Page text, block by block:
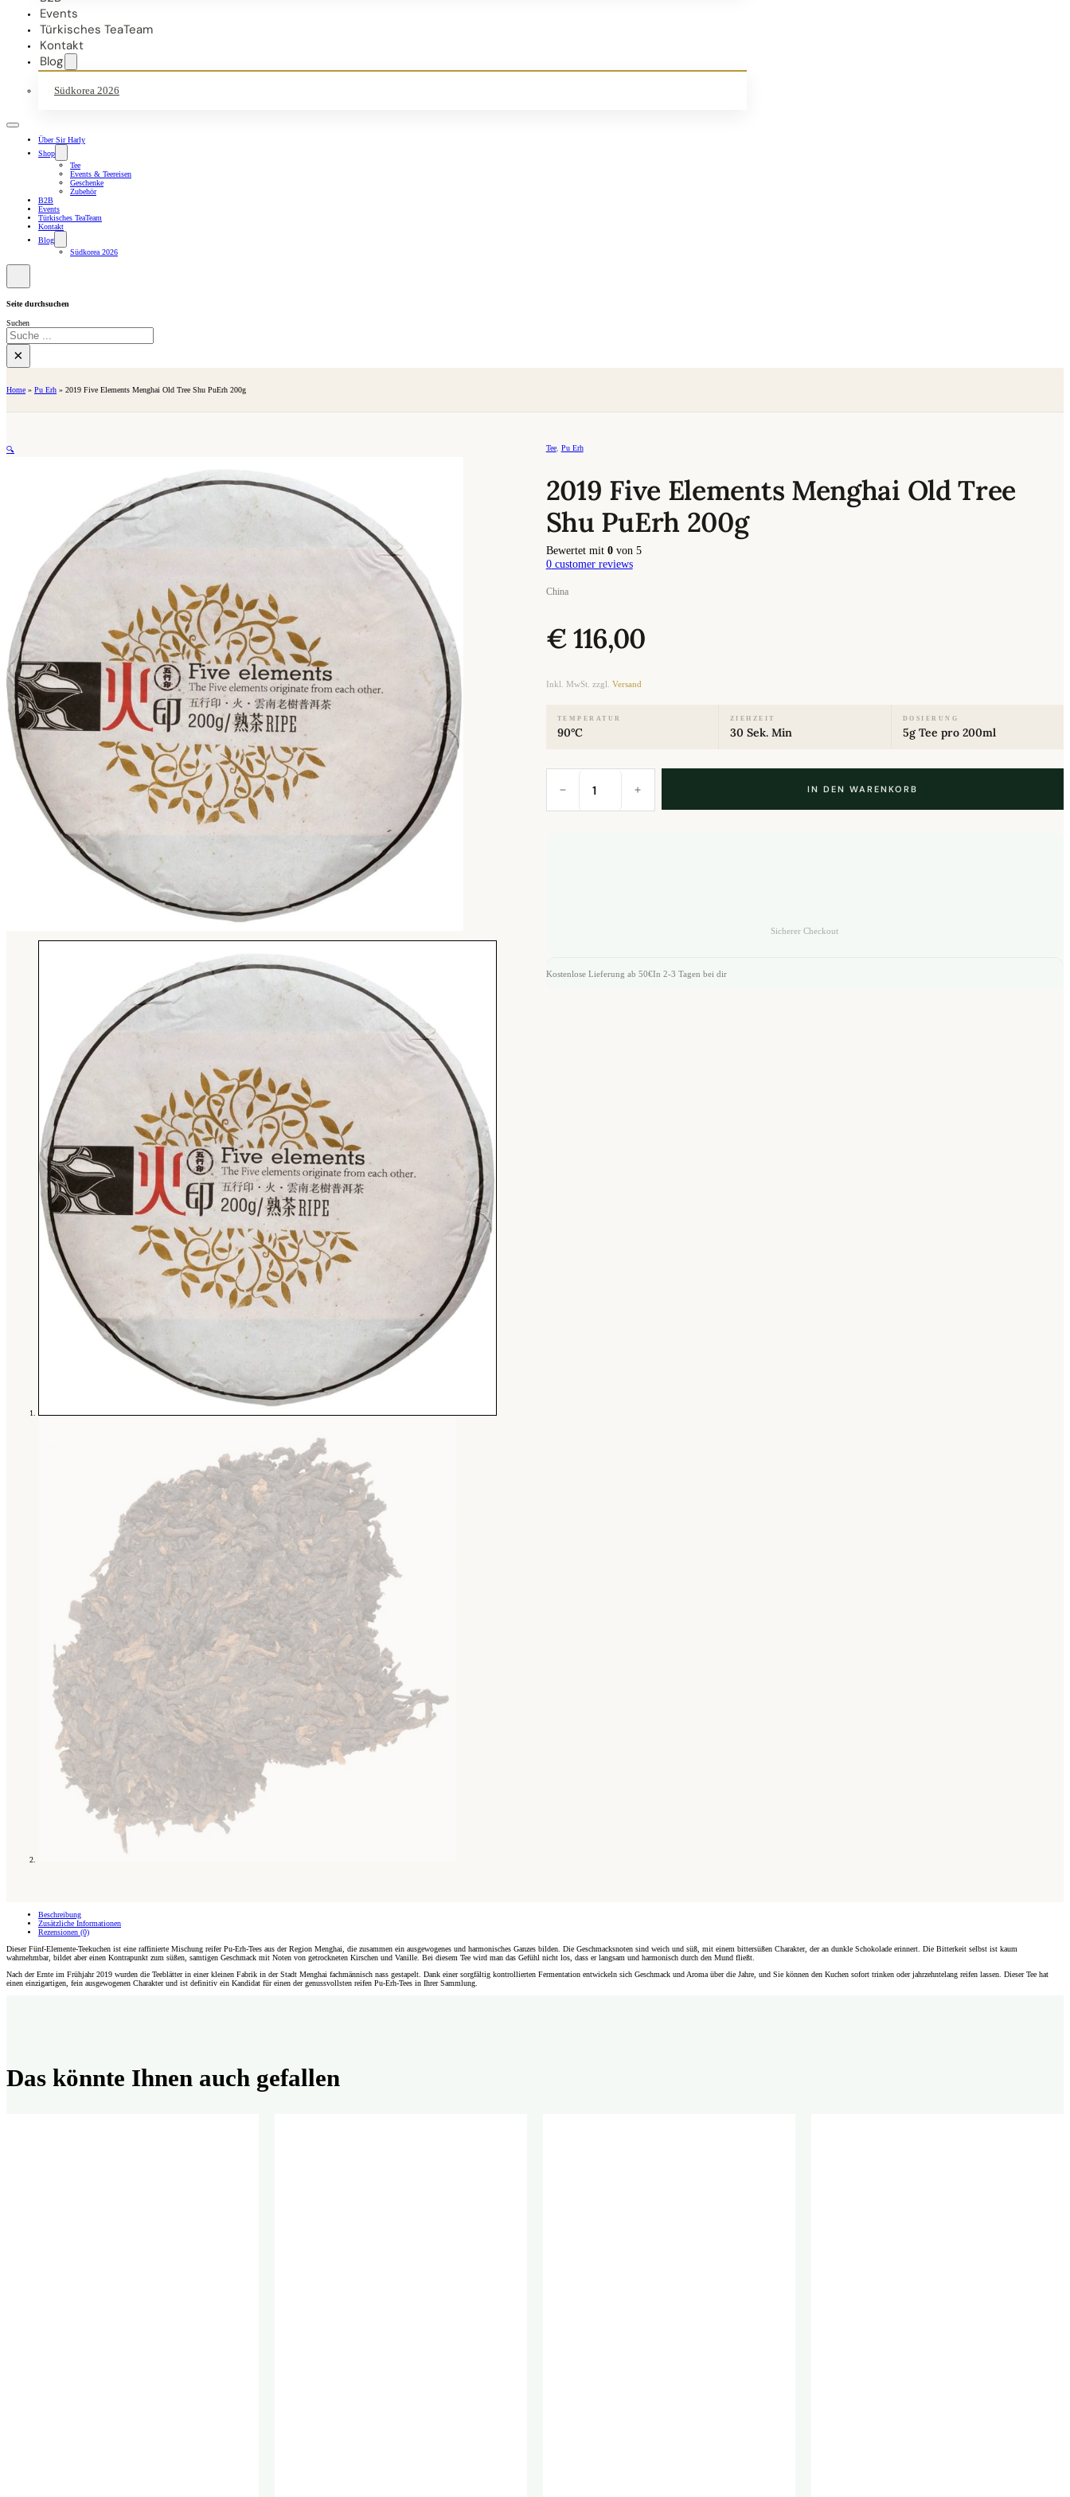
Events
Türkisches TeaTeam
Kontakt
Blog
Südkorea 2026
Über Sir Harly
Shop
Tee
Events & Teereisen
Geschenke
Zubehör
B2B
Events
Türkisches TeaTeam
Kontakt
Blog
Südkorea 2026
Seite durchsuchen
Suchen
×
Home » Pu Erh » 2019 Five Elements Menghai Old Tree Shu PuErh 200g
🔍 Tee, Pu Erh
2019 Five Elements Menghai Old Tree
Shu PuErh 200g
Bewertet mit 0von 5
0customer reviews
China
€116,00
Inkl. MwSt. zzgl. Versand
TEMPERATUR
90°C
ZIEHZEIT
30 Sek. Min
DOSIERUNG
5g Tee pro 200ml
Elements
IN DEN WARENKORB
Sicherer Checkout
Kostenlose Lieferung ab 50€In 2-3 Tagen bei dir
Beschreibung
Zusätzliche Informationen
Rezensionen (0)
Dieser Fünf-Elemente-Teekuchen ist eine raffinierte Mischung reifer Pu-Erh-Tees aus der Region Menghai, die zusammen ein ausgewogenes und harmonisches Ganzes bilden. Die Geschmacksnoten sind weich und süß, mit einem bittersüßen Charakter, der an dunkle Schokolade erinnert. Die Bitterkeit selbst ist kaum
wahrnehmbar, bildet aber einen Kontrapunkt zum süßen, samtigen Geschmack mit Noten von getrockneten Kirschen und Vanille. Bei diesem Tee wird man das Gefühl nicht los, dass er langsam und harmonisch durch den Mund fließt.
Nach der Ernte im Frühjahr 2019 wurden die Teeblätter in einer kleinen Fabrik in der Stadt Menghai fachmännisch nass gestapelt. Dank einer sorgfältig kontrollierten Fermentation entwickeln sich Geschmack und Aroma über die Jahre, und Sie können den Kuchen sofort trinken oder jahrzehntelang reifen lassen. Dieser Tee hat
einen einzigartigen, fein ausgewogenen Charakter und ist definitiv ein Kandidat für einen der genussvollsten reifen Pu-Erh-Tees in Ihrer Sammlung.
Das könnte Ihnen auch gefallen